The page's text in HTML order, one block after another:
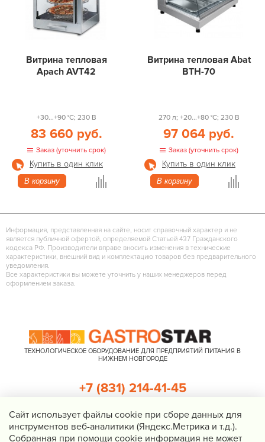
Витрина тепловая
Apach AVT42
+30...+90 °С; 230 В
83 660 руб.
Заказ (уточнить срок)
Купить в один клик
В корзину
Витрина тепловая Abat
ВТН-70
270 л; +20...+80 °С; 230 В
97 064 руб.
Заказ (уточнить срок)
Купить в один клик
В корзину
Информация, представленная на сайте, носит справочный характер и не
является публичной офертой, определяемой Статьей 437 Гражданского
кодекса РФ. Производители вправе вносить изменения в технические
характеристики, внешний вид и комплектацию товаров без предварительного
уведомления.
Все характеристики вы можете уточнить у наших менеджеров перед
оформлением заказа.
ТЕХНОЛОГИЧЕСКОЕ ОБОРУДОВАНИЕ ДЛЯ ПРЕДПРИЯТИЙ ПИТАНИЯ В
НИЖНЕМ НОВГОРОДЕ
+7 (831) 214-41-45
Перезвоните мне
Cайт использует файлы cookie при сборе данных для
инструментов веб-аналитики (Яндекс.Метрика и т.д.).
Собранная при помощи cookie информация не может